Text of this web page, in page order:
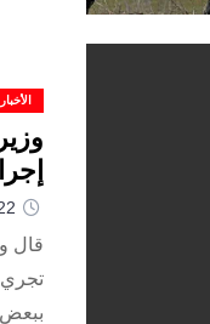
الأخبار
قال
ببعض